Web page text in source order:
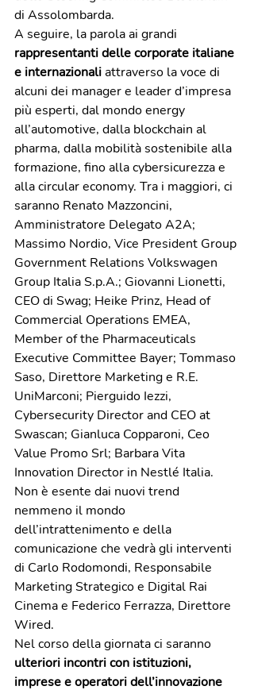
di Assolombarda.
A seguire, la parola ai grandi
rappresentanti delle corporate italiane
e internazionali attraverso la voce di
alcuni dei manager e leader d’impresa
più esperti, dal mondo energy
all’automotive, dalla blockchain al
pharma, dalla mobilità sostenibile alla
formazione, fino alla cybersicurezza e
alla circular economy. Tra i maggiori, ci
saranno Renato Mazzoncini,
Amministratore Delegato A2A;
Massimo Nordio, Vice President Group
Government Relations Volkswagen
Group Italia S.p.A.; Giovanni Lionetti,
CEO di Swag; Heike Prinz, Head of
Commercial Operations EMEA,
Member of the Pharmaceuticals
Executive Committee Bayer; Tommaso
Saso, Direttore Marketing e R.E.
UniMarconi; Pierguido Iezzi,
Cybersecurity Director and CEO at
Swascan; Gianluca Copparoni, Ceo
Value Promo Srl; Barbara Vita
Innovation Director in Nestlé Italia.
Non è esente dai nuovi trend
nemmeno il mondo
dell’intrattenimento e della
comunicazione che vedrà gli interventi
di Carlo Rodomondi, Responsabile
Marketing Strategico e Digital Rai
Cinema e Federico Ferrazza, Direttore
Wired.
Nel corso della giornata ci saranno
ulteriori incontri con istituzioni,
imprese e operatori dell’innovazione